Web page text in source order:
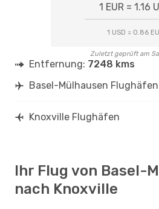
1 EUR = 1.16
1 USD = 0.86
Zuletzt geprüft am
Entfernung: 7248 kms
Basel-Mülhausen Flughäfen
Knoxville Flughäfen
Ihr Flug von Basel-
nach Knoxville